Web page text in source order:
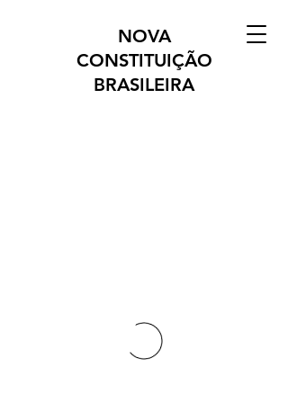
NOVA
CONSTITUIÇÃO
BRASILEIRA